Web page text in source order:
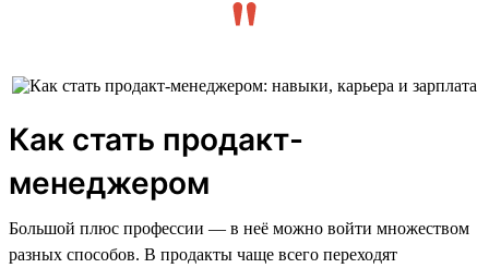
Как стать продакт-
менеджером
Большой плюс профессии — в неё можно войти множеством
разных способов. В продакты чаще всего переходят